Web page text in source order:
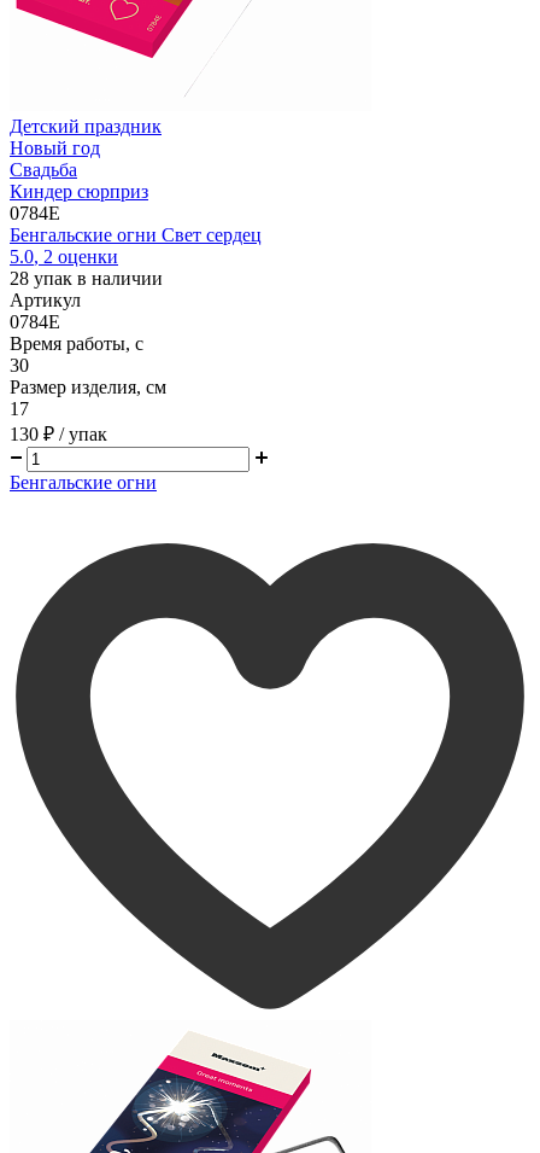
Детский праздник
Новый год
Свадьба
Киндер сюрприз
0784E
Бенгальские огни Свет сердец
5.0, 2 оценки
28 упак в наличии
Артикул
0784E
Время работы, с
30
Размер изделия, см
17
130 ₽ / упак
Бенгальские огни